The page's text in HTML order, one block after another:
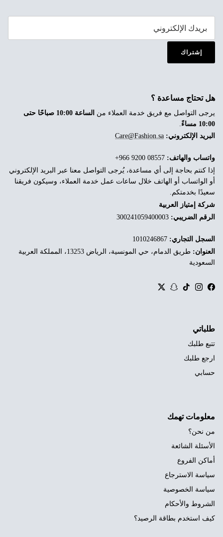
إشتراك
هل تحتاج مساعدة ؟
يرجى التواصل مع فريق خدمة العملاء من
الساعة 10:00 صباحًا حتى
10:00 مساءً
البريد الإلكتروني: Care@Fashion.sa
واتساب والهاتف:
إذا كنتم بحاجة إلى أي مساعدة، يُرجى التواصل معنا عبر البريد الإلكتروني
أو الواتساب أو الهاتف خلال ساعات عمل خدمة العملاء، وسيكون فريقنا
سعيدًا بخدمتكم.
شركة إمتياز العربية
الرقم الضريبي:
السجل التجاري:
العنوان:
طريق الدمام، حي المونسية، الرياض 13253، المملكة العربية
السعودية
Facebook
Instagram
TikTok
Snapchat
Twitter
طلباتي
تتبع طلبك
ارجع طلبك
حسابي
معلومات تهمك
من نحن؟
الأسئلة الشائعة
أماكن الفروع
سياسة الاسترجاع
سياسة الخصوصية
الشروط والأحكام
كيف استخدم بطاقة الرصيد؟